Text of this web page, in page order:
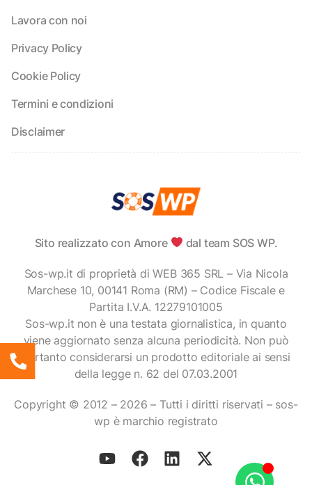
Lavora con noi
Privacy Policy
Cookie Policy
Termini e condizioni
Disclaimer
Sito realizzato con Amore dal team SOS WP.
Sos-wp.it di proprietà di WEB 365 SRL – Via Nicola
Marchese 10, 00141 Roma (RM) – Codice Fiscale e
Partita I.V.A. 12279101005
Sos-wp.it non è una testata giornalistica, in quanto
viene aggiornato senza alcuna periodicità. Non può
pertanto considerarsi un prodotto editoriale ai sensi
della legge n. 62 del 07.03.2001
Copyright © 2012 – 2026 – Tutti i diritti riservati – sos-
wp è marchio registrato